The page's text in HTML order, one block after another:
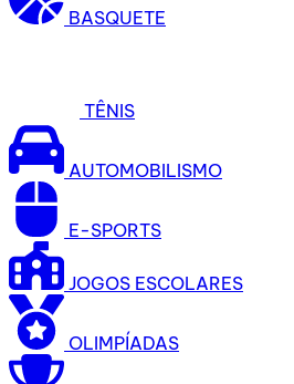
BASQUETE
TÊNIS
AUTOMOBILISMO
E-SPORTS
JOGOS ESCOLARES
OLIMPÍADAS